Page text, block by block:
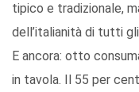
tipico e tradizionale,
dell’italianità di tutti
E ancora: otto
in tavola. Il 55 per